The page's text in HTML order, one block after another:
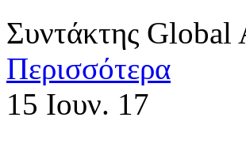
Συντάκτης Global
Περισσότερα
15 Ιουν. 17